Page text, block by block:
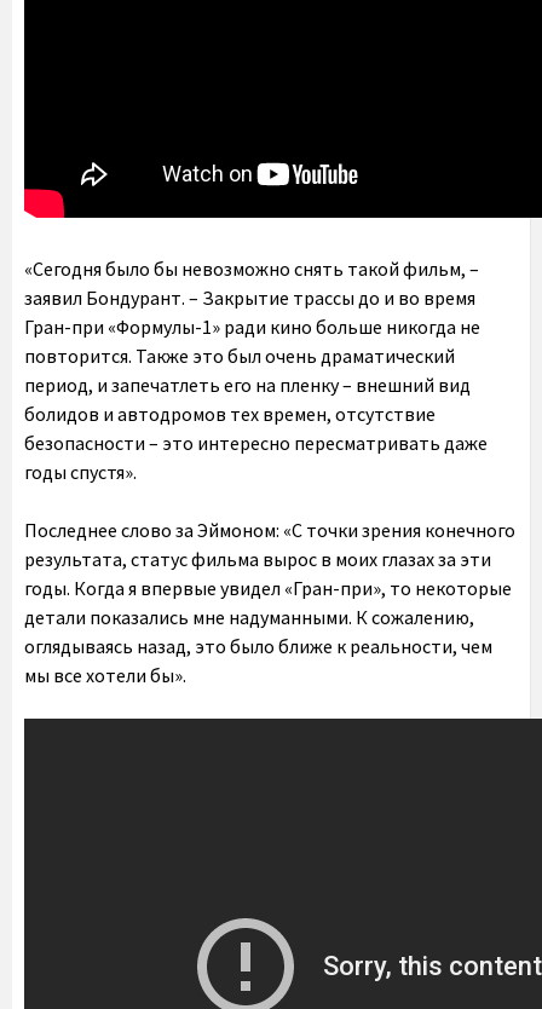
«Сегодня было бы невозможно снять такой фильм, –
заявил Бондурант. – Закрытие трассы до и во время
Гран-при «Формулы-1» ради кино больше никогда не
повторится. Также это был очень драматический
период, и запечатлеть его на пленку – внешний вид
болидов и автодромов тех времен, отсутствие
безопасности – это интересно пересматривать даже
годы спустя».
Последнее слово за Эймоном: «С точки зрения конечного
результата, статус фильма вырос в моих глазах за эти
годы. Когда я впервые увидел «Гран-при», то некоторые
детали показались мне надуманными. К сожалению,
оглядываясь назад, это было ближе к реальности, чем
мы все хотели бы».